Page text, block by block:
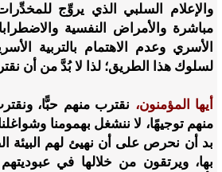
والإعلام السلبي الذي يروِّج
مباشرة والأمراض النفسية
الأسري وعدم الاهتمام بالتربية
لسلوك هذا الطريق؛ لذا لا بُدَّ من أن
أيها المؤمنون، نقترب منهم حبًّا،
منهم توجيهًا، لا ننشغل بهمومنا
بد أن نحرص على أن نهيئ لهم البيئة
بها، ويرتقون من خلالها في